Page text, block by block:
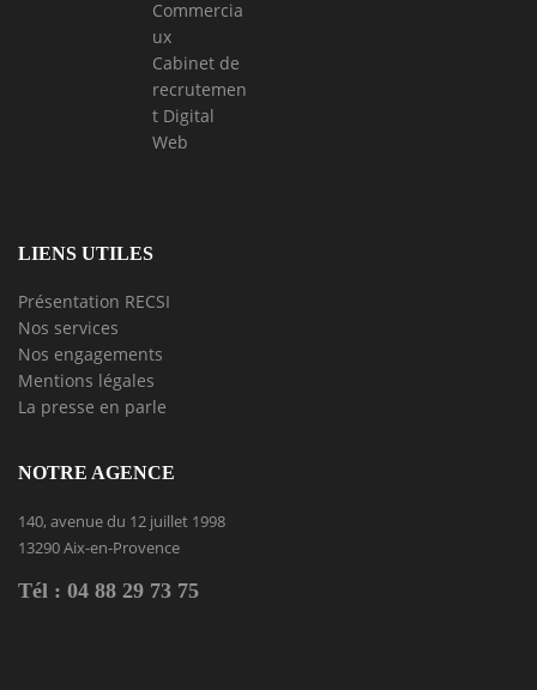
Commercia
ux
Cabinet de
recrutemen
t Digital
Web
LIENS UTILES
Présentation RECSI
Nos services
Nos engagements
Mentions légales
La presse en parle
NOTRE AGENCE
140, avenue du 12 juillet 1998
13290 Aix-en-Provence
Tél : 04 88 29 73 75